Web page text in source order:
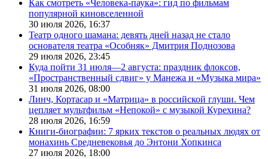
Как смотреть «Человека-паука»: гид по фильмам
популярной киновселенной
30 июля 2026, 16:37
Театр одного шамана: девять дней назад не стало
основателя театра «Особняк» Дмитрия Поднозова
29 июля 2026, 23:45
Куда пойти 31 июля—2 августа: праздник флоксов,
«Пространственный сдвиг» у Манежа и «Музыка мира»
31 июля 2026, 08:00
Линч, Кортасар и «Матрица» в российской глуши. Чем
цепляет мультфильм «Непокой» с музыкой Курехина?
28 июля 2026, 16:59
Книги-биографии: 7 ярких текстов о реальных людях от
монахинь Средневековья до Энтони Хопкинса
27 июля 2026, 18:00